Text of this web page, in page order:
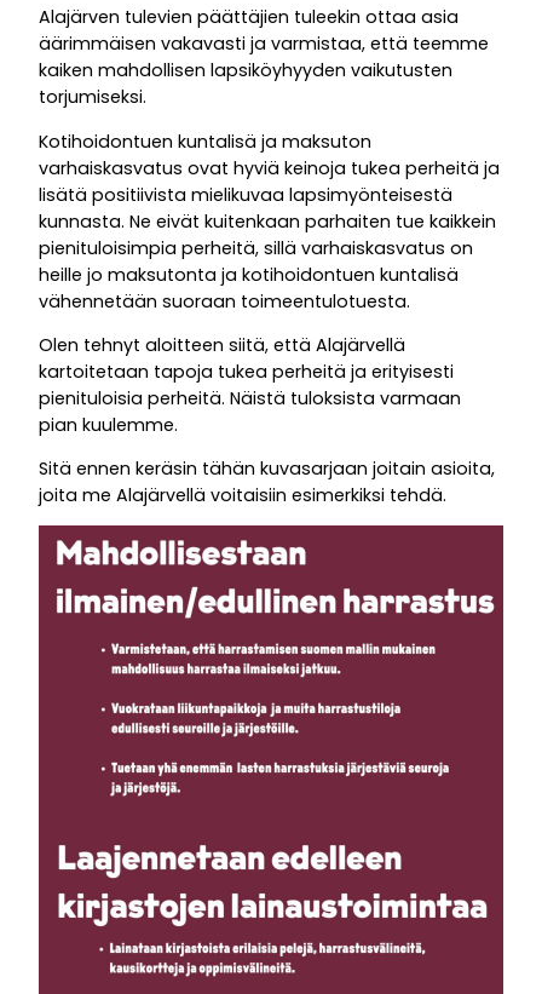
Alajärven tulevien päättäjien tuleekin ottaa asia
äärimmäisen vakavasti ja varmistaa, että teemme
kaiken mahdollisen lapsiköyhyyden vaikutusten
torjumiseksi.
Kotihoidontuen kuntalisä ja maksuton
varhaiskasvatus ovat hyviä keinoja tukea perheitä ja
lisätä positiivista mielikuvaa lapsimyönteisestä
kunnasta. Ne eivät kuitenkaan parhaiten tue kaikkein
pienituloisimpia perheitä, sillä varhaiskasvatus on
heille jo maksutonta ja kotihoidontuen kuntalisä
vähennetään suoraan toimeentulotuesta.
Olen tehnyt aloitteen siitä, että Alajärvellä
kartoitetaan tapoja tukea perheitä ja erityisesti
pienituloisia perheitä. Näistä tuloksista varmaan
pian kuulemme.
Sitä ennen keräsin tähän kuvasarjaan joitain asioita,
joita me Alajärvellä voitaisiin esimerkiksi tehdä.